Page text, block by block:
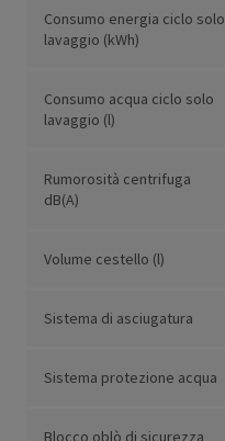
Consumo energia ciclo solo
lavaggio (kWh)
Consumo acqua ciclo solo
lavaggio (l)
Rumorosità centrifuga
dB(A)
Volume cestello (l)
Sistema di asciugatura
Sistema protezione acqua
Blocco oblò di sicurezza